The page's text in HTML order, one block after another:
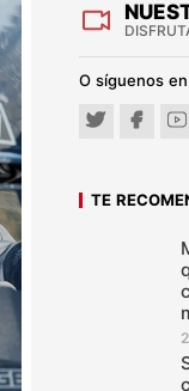
O síguenos
TE